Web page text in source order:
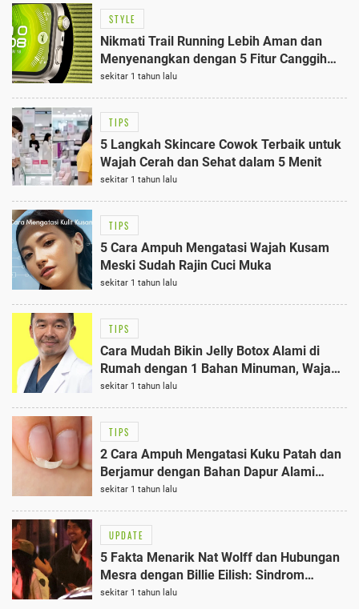
STYLE
Nikmati Trail Running Lebih Aman dan
Menyenangkan dengan 5 Fitur Canggih
HUAWEI WATCH FIT 4 Pro
sekitar 1 tahun lalu
TIPS
5 Langkah Skincare Cowok Terbaik untuk
Wajah Cerah dan Sehat dalam 5 Menit
sekitar 1 tahun lalu
TIPS
5 Cara Ampuh Mengatasi Wajah Kusam
Meski Sudah Rajin Cuci Muka
sekitar 1 tahun lalu
TIPS
Cara Mudah Bikin Jelly Botox Alami di
Rumah dengan 1 Bahan Minuman, Wajah
Kencang Bebas Garis Halus
sekitar 1 tahun lalu
TIPS
2 Cara Ampuh Mengatasi Kuku Patah dan
Berjamur dengan Bahan Dapur Alami
Terbaik
sekitar 1 tahun lalu
UPDATE
5 Fakta Menarik Nat Wolff dan Hubungan
Mesra dengan Billie Eilish: Sindrom
Tourette Terungkap
sekitar 1 tahun lalu